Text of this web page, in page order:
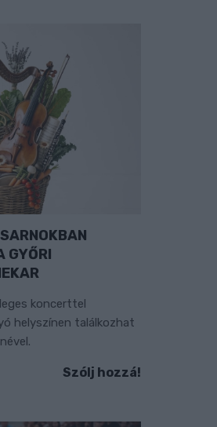
GYŐRI
koncerttel
helyszínen találkozhat
Szólj hozzá!